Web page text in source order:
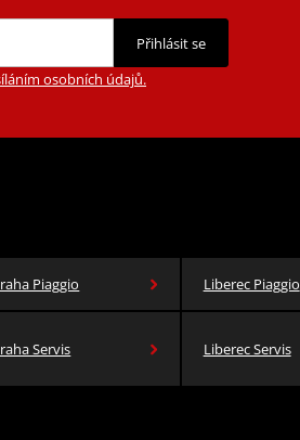
Přihlásit se
osobních údajů.
Piaggio Liberec Piaggio
Servis Liberec Servis